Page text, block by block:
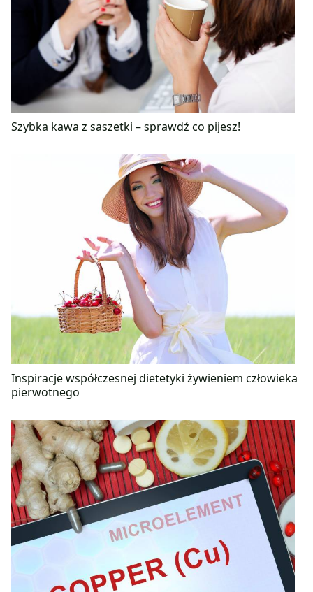
Szybka kawa z saszetki – sprawdź co pijesz!
Inspiracje współczesnej dietetyki żywieniem człowieka
pierwotnego